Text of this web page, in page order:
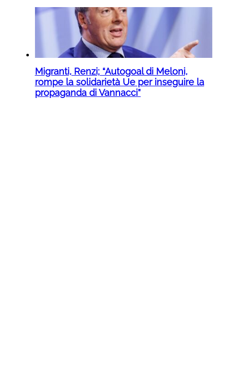
Migranti, Renzi; “Autogoal di Meloni,
rompe la solidarietà Ue per inseguire la
propaganda di Vannacci”